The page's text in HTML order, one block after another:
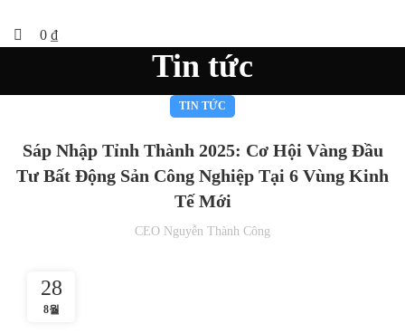
0 ₫
Tin tức
TIN TỨC
Sáp Nhập Tỉnh Thành 2025: Cơ Hội Vàng Đầu
Tư Bất Động Sản Công Nghiệp Tại 6 Vùng Kinh
Tế Mới
CEO Nguyễn Thành Công
28
8월